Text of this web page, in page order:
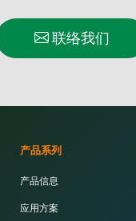
联络我们
产品系列
产品信息
应用方案